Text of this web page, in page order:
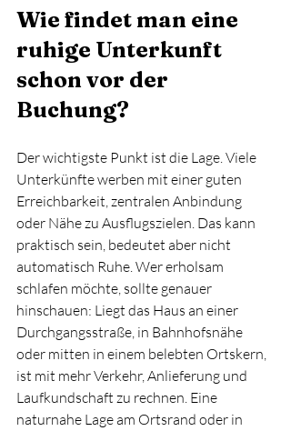
Wie findet man eine
ruhige Unterkunft
schon vor der
Buchung?
Der wichtigste Punkt ist die Lage. Viele
Unterkünfte werben mit einer guten
Erreichbarkeit, zentralen Anbindung
oder Nähe zu Ausflugszielen. Das kann
praktisch sein, bedeutet aber nicht
automatisch Ruhe. Wer erholsam
schlafen möchte, sollte genauer
hinschauen: Liegt das Haus an einer
Durchgangsstraße, in Bahnhofsnähe
oder mitten in einem belebten Ortskern,
ist mit mehr Verkehr, Anlieferung und
Laufkundschaft zu rechnen. Eine
naturnahe Lage am Ortsrand oder in